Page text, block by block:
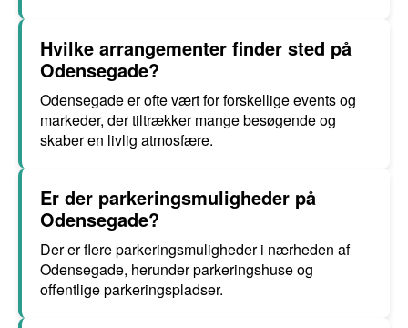
Hvilke arrangementer finder sted på
Odensegade?
Odensegade er ofte vært for forskellige events og
markeder, der tiltrækker mange besøgende og
skaber en livlig atmosfære.
Er der parkeringsmuligheder på
Odensegade?
Der er flere parkeringsmuligheder i nærheden af
Odensegade, herunder parkeringshuse og
offentlige parkeringspladser.